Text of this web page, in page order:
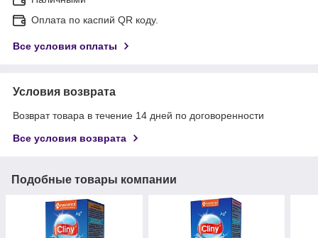
Оплата по каспий QR коду.
Все условия оплаты
Условия возврата
Возврат товара в течение 14 дней по договоренности
Все условия возврата
Подобные товары компании